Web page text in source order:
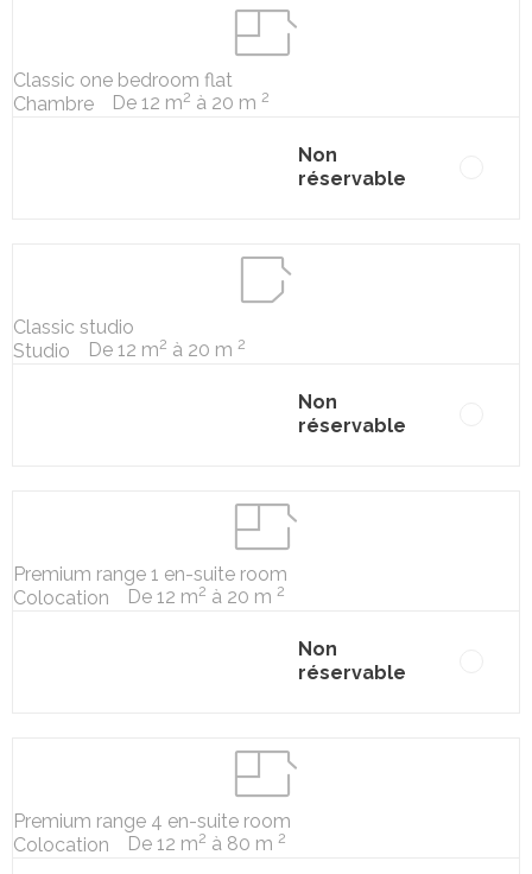
Classic one bedroom flat
Chambre
De 12 m2 à 20 m 2
Non
réservable
Classic studio
Studio
De 12 m2 à 20 m 2
Non
réservable
Premium range 1 en-suite room
Colocation
De 12 m2 à 20 m 2
Non
réservable
Premium range 4 en-suite room
Colocation
De 12 m2 à 80 m 2